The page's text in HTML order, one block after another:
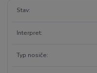
Stav
Interpret
Typ nosiče